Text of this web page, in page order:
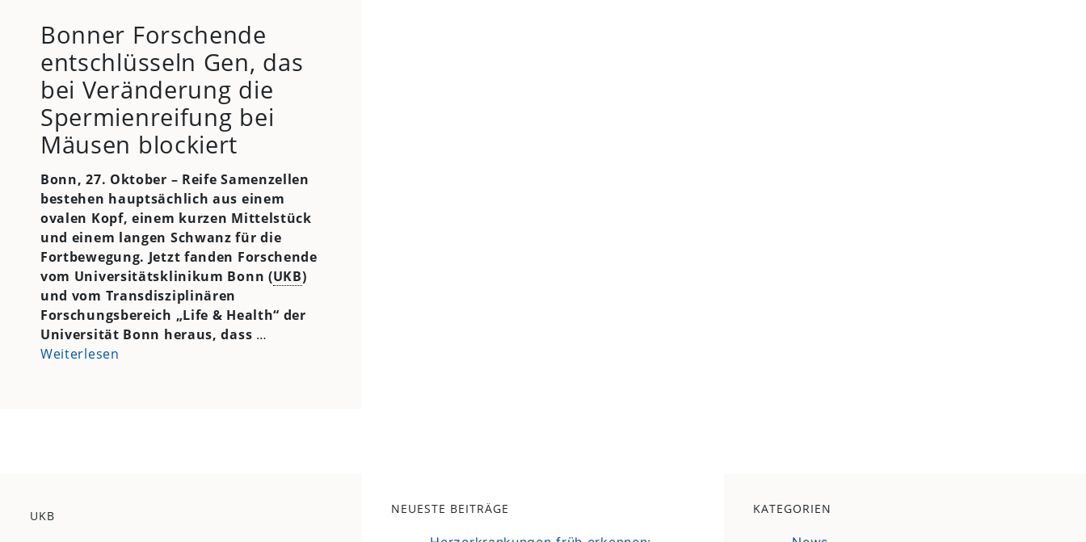
Bonner Forschende
entschlüsseln Gen, das
bei Veränderung die
Spermienreifung bei
Mäusen blockiert
Bonn, 27. Oktober – Reife Samenzellen
bestehen hauptsächlich aus einem
ovalen Kopf, einem kurzen Mittelstück
und einem langen Schwanz für die
Fortbewegung. Jetzt fanden Forschende
vom Universitätsklinikum Bonn (UKB)
und vom Transdisziplinären
Forschungsbereich „Life & Health“ der
Universität Bonn heraus, dass …
Weiterlesen
UKB NEUESTE BEITRÄGE KATEGORIEN